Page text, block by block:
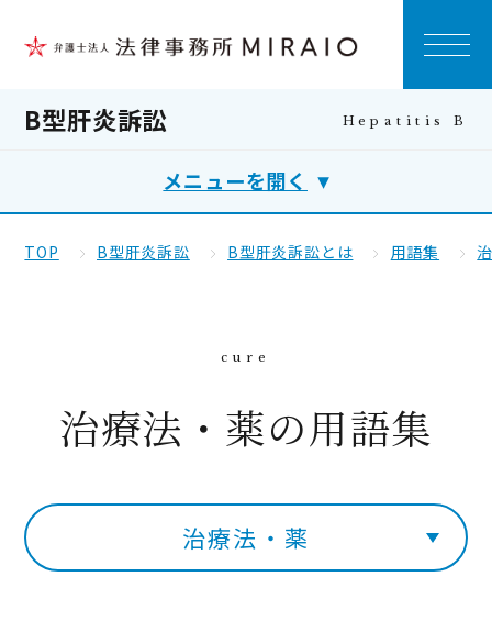
B型肝炎訴訟
メニューを開く
TOP B型肝炎訴訟 B型肝炎訴訟とは 用語集
治療法・薬の用語集
治療法・薬